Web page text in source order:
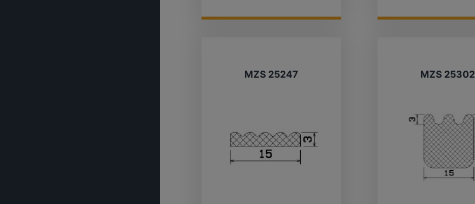
MZS 25247 MZS 25302